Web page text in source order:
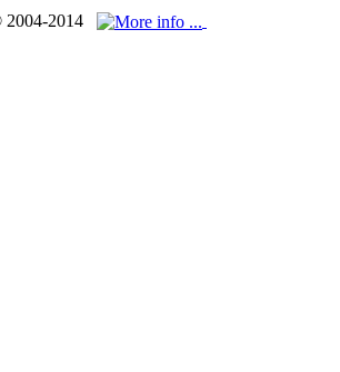
2004-2014